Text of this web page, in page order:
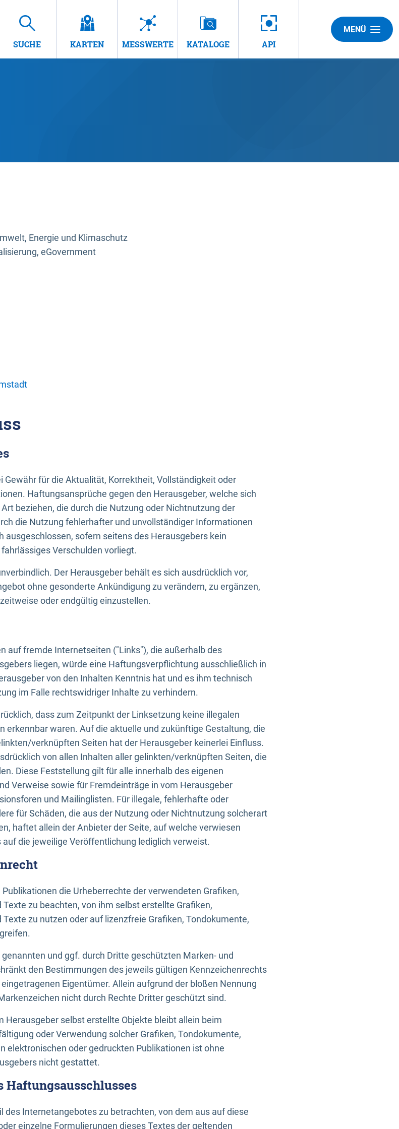
SUCHE KARTEN MESSWERTE KATALOGE API
MENÜ
Energie und Klimaschutz
eGovernment
für die Aktualität, Korrektheit, Vollständigkeit oder
Haftungsansprüche gegen den Herausgeber, welche sich
beziehen, die durch die Nutzung oder Nichtnutzung der
die Nutzung fehlerhafter und unvollständiger Informationen
ausgeschlossen, sofern seitens des Herausgebers kein
Verschulden vorliegt.
Der Herausgeber behält es sich ausdrücklich vor,
ohne gesonderte Ankündigung zu verändern, zu ergänzen,
oder endgültig einzustellen.
auf fremde Internetseiten ("Links"), die außerhalb des
liegen, würde eine Haftungsverpflichtung ausschließlich in
von den Inhalten Kenntnis hat und es ihm technisch
im Falle rechtswidriger Inhalte zu verhindern.
dass zum Zeitpunkt der Linksetzung keine illegalen
erkennbar waren. Auf die aktuelle und zukünftige Gestaltung, die
verknüpften Seiten hat der Herausgeber keinerlei Einfluss.
von allen Inhalten aller gelinkten/verknüpften Seiten, die
Diese Feststellung gilt für alle innerhalb des eigenen
Verweise sowie für Fremdeinträge in vom Herausgeber
und Mailinglisten. Für illegale, fehlerhafte oder
für Schäden, die aus der Nutzung oder Nichtnutzung solcherart
haftet allein der Anbieter der Seite, auf welche verwiesen
die jeweilige Veröffentlichung lediglich verweist.
die Urheberrechte der verwendeten Grafiken,
zu beachten, von ihm selbst erstellte Grafiken,
zu nutzen oder auf lizenzfreie Grafiken, Tondokumente,
und ggf. durch Dritte geschützten Marken- und
den Bestimmungen des jeweils gültigen Kennzeichenrechts
Eigentümer. Allein aufgrund der bloßen Nennung
nicht durch Rechte Dritter geschützt sind.
Herausgeber selbst erstellte Objekte bleibt allein beim
oder Verwendung solcher Grafiken, Tondokumente,
elektronischen oder gedruckten Publikationen ist ohne
nicht gestattet.
Haftungsausschlusses
des Internetangebotes zu betrachten, von dem aus auf diese
einzelne Formulierungen dieses Textes der geltenden